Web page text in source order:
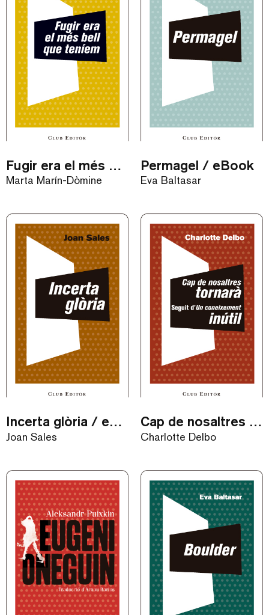
Fugir era el més bell que teníem / eBook
Marta Marín-Dòmine
Permagel / eBook
Eva Baltasar
Incerta glòria / eBook
Joan Sales
Cap de nosaltres tornarà / eBook
Charlotte Delbo